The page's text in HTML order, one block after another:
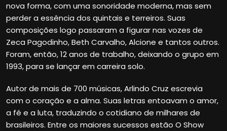
nova forma, com uma sonoridade moderna, mas sem
perder a essência dos quintais e terreiros. Suas
composições logo passaram a figurar nas vozes de
Zeca Pagodinho, Beth Carvalho, Alcione e tantos outros.
Foram, então, 12 anos de trabalho, deixando o grupo em
1993, para se lançar em carreira solo.
Autor de mais de 700 músicas, Arlindo Cruz escrevia
com o coração e a alma. Suas letras entoavam o amor,
a fé e a luta, traduzindo o cotidiano de milhares de
brasileiros. Entre os maiores sucessos estão O Show